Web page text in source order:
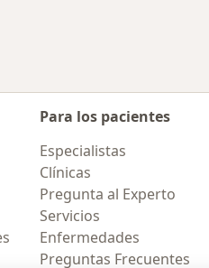
Para los pacientes
Especialistas
Clínicas
Pregunta al Experto
Servicios
Enfermedades
Preguntas Frecuentes